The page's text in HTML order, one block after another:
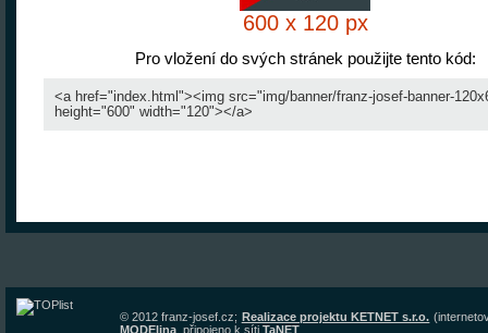
600 x 120 px
Pro vložení do svých stránek použijte tento kód:
© 2012franz-josef.cz; Realizace projektu KETNET s.r.o.
MODElina , připojeno k síti TaNET